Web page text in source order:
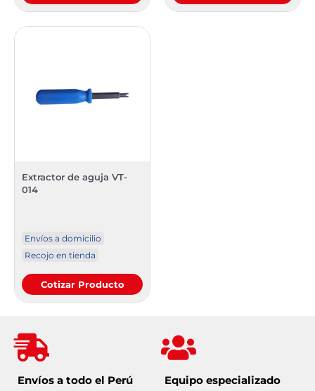
Extractor de aguja VT-
014
Envíos a domicilio
Recojo en tienda
Cotizar Producto
Envíos a todo el Perú Equipo especializado